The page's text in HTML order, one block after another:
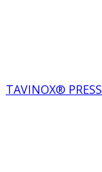
TAVINOX® PRESS